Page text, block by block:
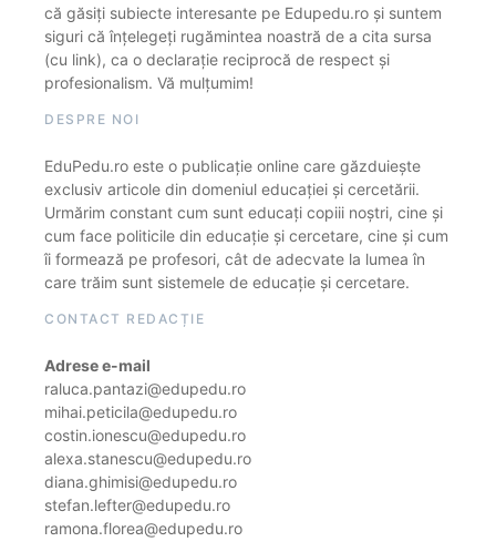
că găsiți subiecte interesante pe Edupedu.ro și suntem
siguri că înțelegeți rugămintea noastră de a cita sursa
(cu link), ca o declarație reciprocă de respect și
profesionalism. Vă mulțumim!
DESPRE NOI
EduPedu.ro este o publicație online care găzduiește
exclusiv articole din domeniul educației și cercetării.
Urmărim constant cum sunt educați copiii noștri, cine și
cum face politicile din educație și cercetare, cine și cum
îi formează pe profesori, cât de adecvate la lumea în
care trăim sunt sistemele de educație și cercetare.
CONTACT REDACȚIE
Adrese e-mail
raluca.pantazi@edupedu.ro
mihai.peticila@edupedu.ro
costin.ionescu@edupedu.ro
alexa.stanescu@edupedu.ro
diana.ghimisi@edupedu.ro
stefan.lefter@edupedu.ro
ramona.florea@edupedu.ro